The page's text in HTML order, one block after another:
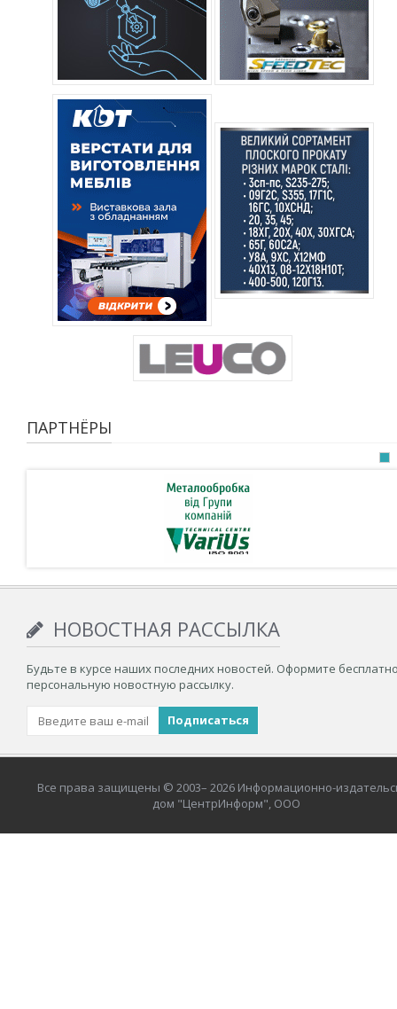
ПАРТНЁРЫ
НОВОСТНАЯ РАССЫЛКА
Будьте в курсе наших последних новостей. Оформите
персональную новостную рассылку.
Все права защищены © 2003– 2026 Информационно-
дом "ЦентрИнформ", ООО